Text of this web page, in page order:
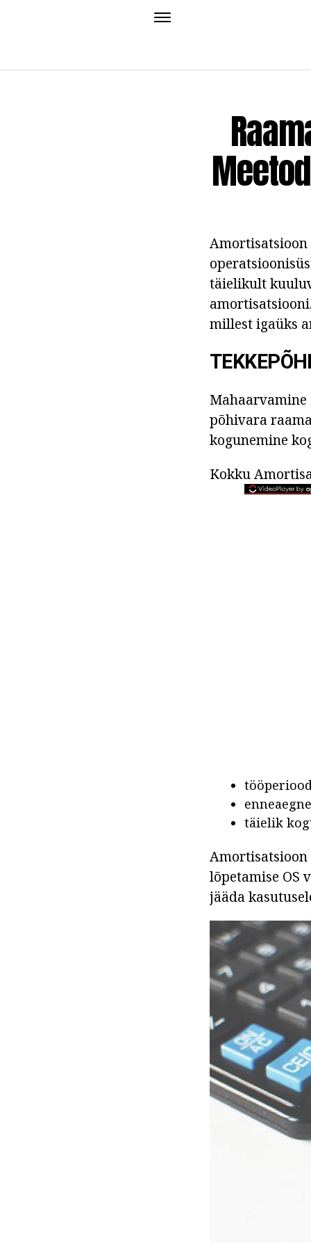
Amortisatsioon
täielikult
millest igaüks
põhivara
kogunemine
Kokku
täielik
Amortisatsioon
lõpetamise OS
jääda